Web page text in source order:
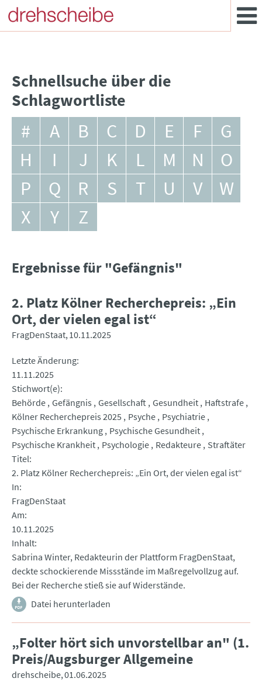
Schnellsuche über die
Schlagwortliste
# A B C D E F
G
H
I J K L M N
O
P
Q R S T U V
W
X
Y Z
Ergebnisse für "Gefängnis"
2. Platz Kölner Recherchepreis: „Ein
Ort, der vielen egal ist“
FragDenStaat 10.11.2025
Letzte Änderung
11.11.2025
Stichwort(e)
Behörde Gefängnis Gesellschaft Gesundheit Haftstrafe
Kölner Recherchepreis 2025
Psyche Psychiatrie
Psychische Erkrankung Psychische Gesundheit
Psychische Krankheit Psychologie Redakteure Straftäter
Titel
2. Platz Kölner Recherchepreis: „Ein Ort, der vielen egal ist“
In
FragDenStaat
Am
10.11.2025
Inhalt
Sabrina Winter, Redakteurin der Plattform FragDenStaat,
deckte schockierende Missstände im Maßregelvollzug auf.
Bei der Recherche stieß sie auf Widerstände.
Datei herunterladen
„Folter hört sich unvorstellbar an" (1.
Preis/Augsburger Allgemeine
drehscheibe 01.06.2025